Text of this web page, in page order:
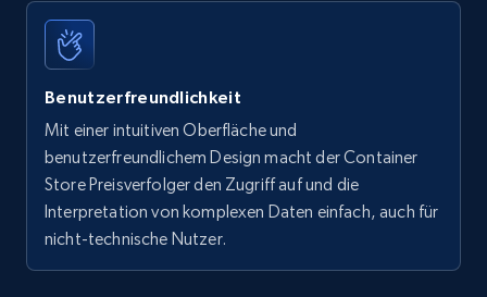
Benutzerfreundlichkeit
Mit einer intuitiven Oberfläche und
benutzerfreundlichem Design macht der Container
Store Preisverfolger den Zugriff auf und die
Interpretation von komplexen Daten einfach, auch für
nicht-technische Nutzer.